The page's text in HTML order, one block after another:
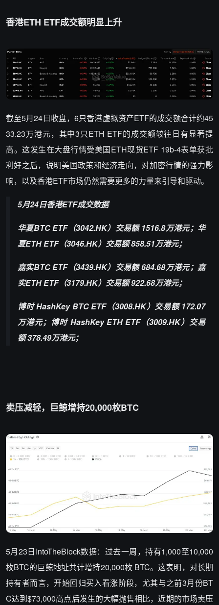
香港ETH ETF成交额明显上升
截至5月24日收盘，6只香港虚拟资产ETF的成交额合计约45
33.23万港元，其中3只ETH ETF的成交额较往日有显著提
高。这发生在大盘行情受美国ETH现货ETF 19b-4表单获批
利好之后，说明美国政策和经济走向，对加密行情的强力影
响，以及香港ETF市场仍然需要更多的力量来引导和驱动。
5月24日香港ETF成交数据
华夏BTC ETF（3042.HK）交易额 1516.8万港元；华
夏ETH ETF（3046.HK）交易额 858.51万港元；
嘉实BTC ETF（3439.HK）交易额 684.68万港元；嘉
实ETH ETF（3179.HK）交易额 922.68万港元；
博时 HashKey BTC ETF（3008.HK）交易额 172.07
万港元；博时 HashKey ETH ETF（3009.HK）交易
额 378.49万港元；
卖压减轻，巨鲸增持20,000枚BTC
5月23日IntoTheBlock数据：过去一周，持有1,000至10,000
枚BTC的巨鲸地址共计增持20,000枚 BTC。这表明，对长期
持有者而言，开始回归买入看涨阶段，尤其与之前3月份BT
C达到$73,000高点后发生的大幅抛售相比，近期的市场卖压